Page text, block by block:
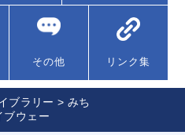
その他 リンク集
ブラリー > みち
ブウェー